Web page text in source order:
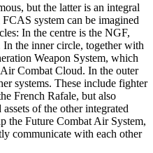
but the latter is an integral
system can be imagined
In the centre is the NGF,
the inner circle, together with
Weapon System, which
Combat Cloud. In the outer
systems. These include fighter
French Rafale, but also
of the other integrated
the Future Combat Air System,
communicate with each other